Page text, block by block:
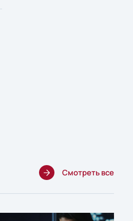
Смотреть все